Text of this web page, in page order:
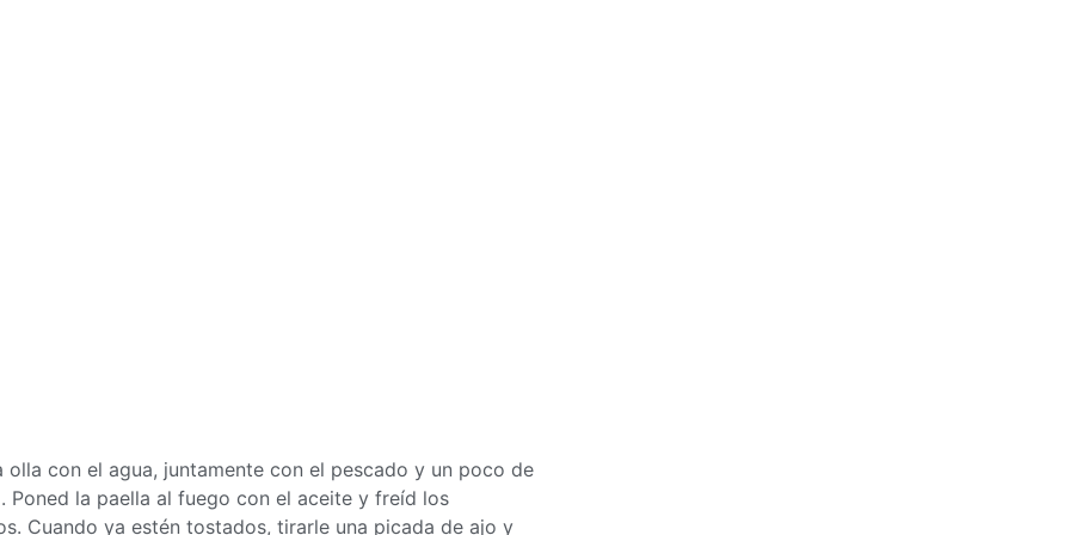
con el agua, juntamente con el pescado y un poco de
la paella al fuego con el aceite y freíd los
Cuando ya estén tostados, tirarle una picada de ajo y